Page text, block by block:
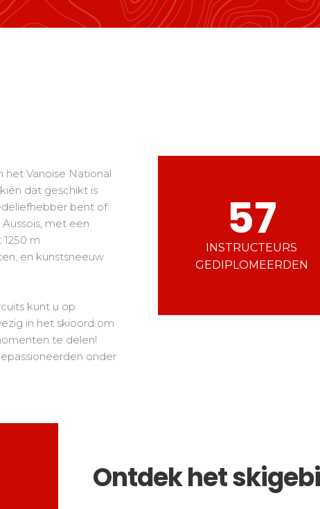
Zuiden van de Alpen
Massif Central
Corsica
Challenge des moniteurs
het Vanoise National
dat geschikt is
bent of
met een
m
en kunstsneeuw
kunt u op
in het skioord om
te delen!
onder
57
INSTRUCTEURS
GEDIPLOMEERDEN
Ontdek het